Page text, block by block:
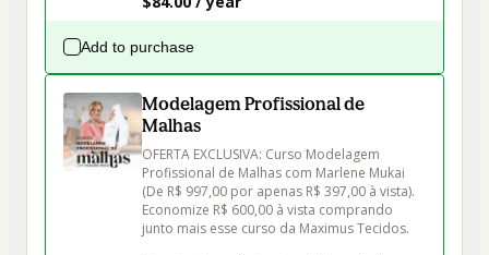
Add to purchase
Modelagem Profissional de
Malhas
OFERTA EXCLUSIVA: Curso Modelagem
Profissional de Malhas com Marlene Mukai
(De R$ 997,00 por apenas R$ 397,00 à vista).
Economize R$ 600,00 à vista comprando
junto mais esse curso da Maximus Tecidos.